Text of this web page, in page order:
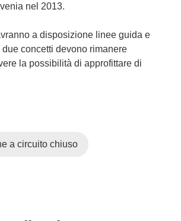
t
r
a
nel 2013.
a disposizione linee guida e
concetti devono rimanere
la possibilità di approfittare di
a circuito chiuso